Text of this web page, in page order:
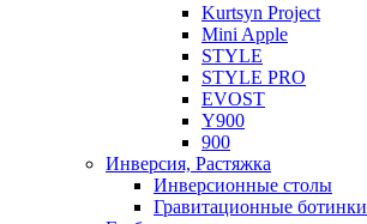
Kurtsyn Project
Mini Apple
STYLE
STYLE PRO
EVOST
Y900
900
Инверсия, Растяжка
Инверсионные столы
Гравитационные ботинки